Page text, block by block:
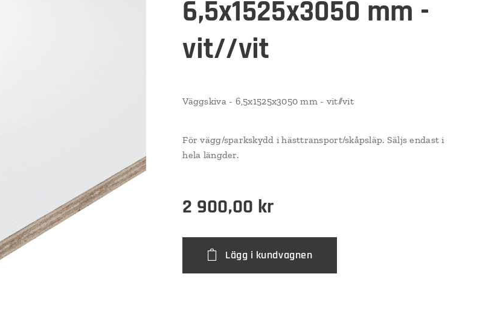
6,5x1525x3050 mm -
vit//vit
Väggskiva - 6,5x1525x3050 mm - vit//vit
För vägg/sparkskydd i hästtransport/skåpsläp. Säljs endast i
hela längder.
2 900,00 kr
Lägg i kundvagnen